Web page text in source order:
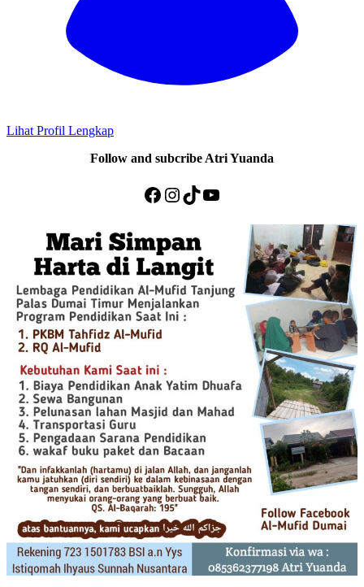
Lihat Profil Lengkap
Follow and subcribe Atri Yuanda
Facebook
Instagram
TikTok
YouTube